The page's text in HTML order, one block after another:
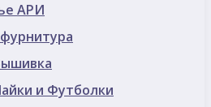
АРИ
и Футболки